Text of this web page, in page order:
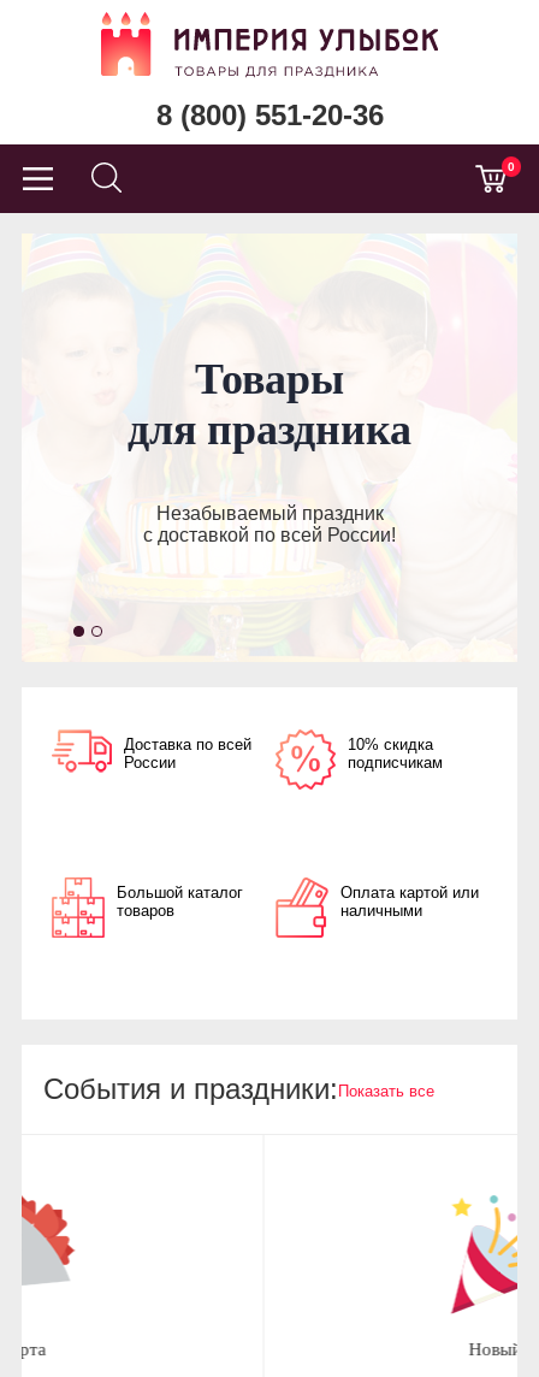
8 (800) 551-20-36
0
Товары
для праздника
Незабываемый праздник
с доставкой по всей России!
Доставка по всей
России
10% скидка
подписчикам
Большой каталог
товаров
Оплата картой или
наличными
События и праздники: Показать все